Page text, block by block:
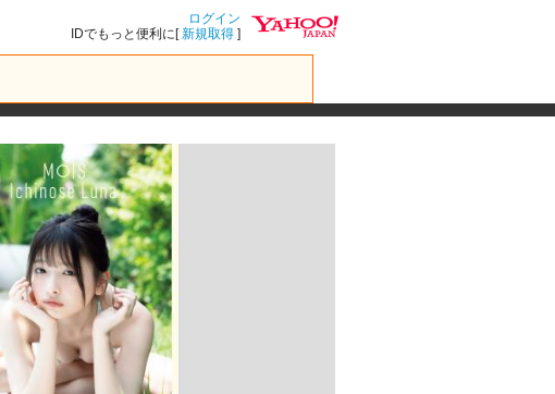
ログイン
IDでもっと便利に[新規取得 ]